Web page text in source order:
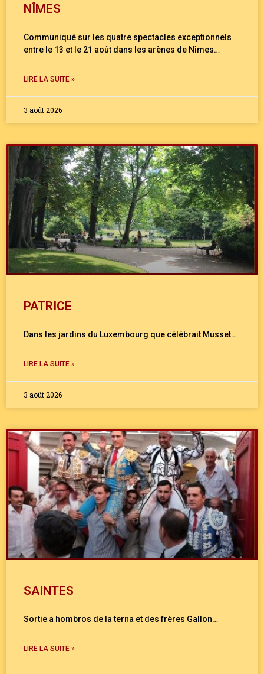
NÎMES
Communiqué sur les quatre spectacles exceptionnels
entre le 13 et le 21 août dans les arènes de Nîmes…
LIRE LA SUITE »
3 août 2026
PATRICE
Dans les jardins du Luxembourg que célébrait Musset…
LIRE LA SUITE »
3 août 2026
SAINTES
Sortie a hombros de la terna et des frères Gallon…
LIRE LA SUITE »